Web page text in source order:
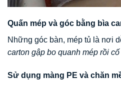
Quấn mép và góc bằng bìa
Những góc bàn, mép tủ là nơi
carton gập bo quanh mép rồi
Sử dụng màng PE và chăn